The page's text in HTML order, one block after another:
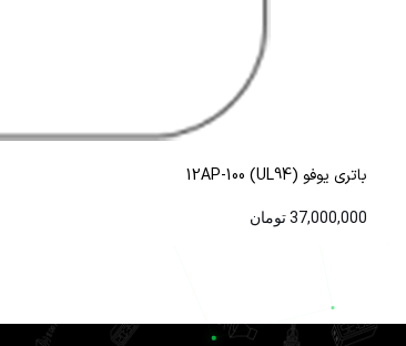
باتری یوفو 12AP-100 (UL94)
37,000,000تومان